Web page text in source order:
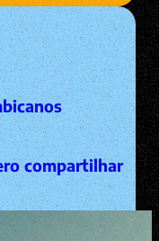
compartilhar